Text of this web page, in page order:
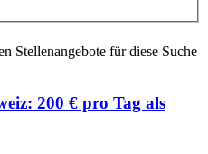
Stellenangebote für diese Suche
200 € pro Tag als